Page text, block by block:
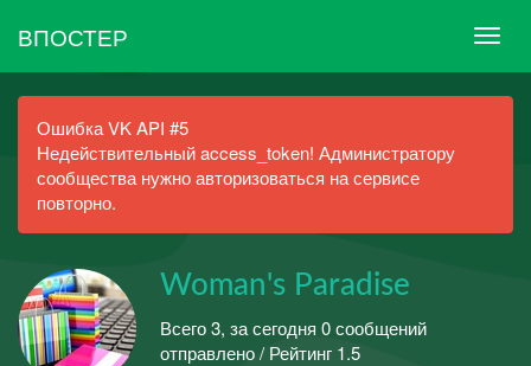
ВПОСТЕР
Ошибка VK API #5
Недействительный access_token! Администратору
сообщества нужно авторизоваться на сервисе
повторно.
Woman's Paradise
Всего 3, за сегодня 0 сообщений
отправлено / Рейтинг 1.5